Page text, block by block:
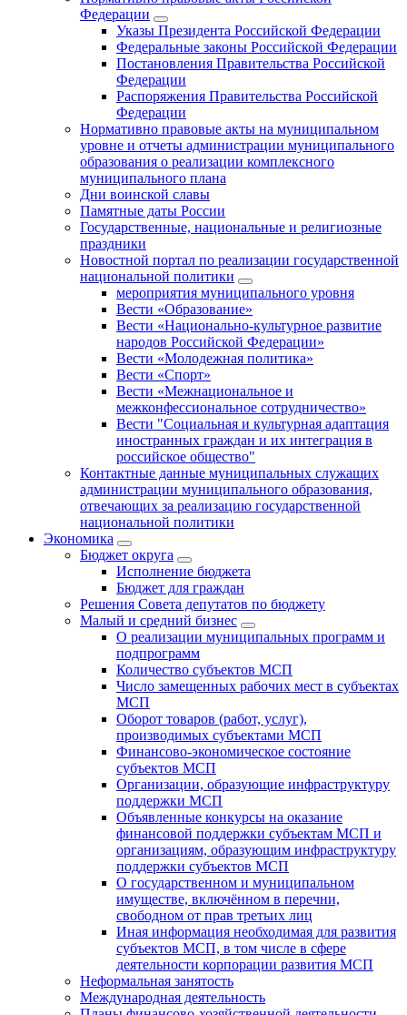
Федерации
Указы Президента Российской Федерации
Федеральные законы Российской Федерации
Постановления Правительства Российской
Федерации
Распоряжения Правительства Российской
Федерации
Нормативно правовые акты на муниципальном
уровне и отчеты администрации муниципального
образования о реализации комплексного
муниципального плана
Дни воинской славы
Памятные даты России
Государственные, национальные и религиозные
праздники
Новостной портал по реализации государственной
национальной политики
мероприятия муниципального уровня
Вести «Образование»
Вести «Национально-культурное развитие
народов Российской Федерации»
Вести «Молодежная политика»
Вести «Спорт»
Вести «Межнациональное и
межконфессиональное сотрудничество»
Вести "Социальная и культурная адаптация
иностранных граждан и их интеграция в
российское общество"
Контактные данные муниципальных служащих
администрации муниципального образования,
отвечающих за реализацию государственной
национальной политики
Экономика
Бюджет округa
Исполнение бюджета
Бюджет для граждан
Решения Совета депутатов по бюджету
Малый и средний бизнес
О реализации муниципальных программ и
подпрограмм
Количество субъектов МСП
Число замещенных рабочих мест в субъектах
МСП
Оборот товаров (работ, услуг),
производимых субъектами МСП
Финансово-экономическое состояние
субъектов МСП
Организации, образующие инфраструктуру
поддержки МСП
Объявленные конкурсы на оказание
финансовой поддержки субъектам МСП и
организациям, образующим инфраструктуру
поддержки субъектов МСП
О государственном и муниципальном
имуществе, включённом в перечни,
свободном от прав третьих лиц
Иная информация необходимая для развития
субъектов МСП, в том числе в сфере
деятельности корпорации развития МСП
Неформальная занятость
Международная деятельность